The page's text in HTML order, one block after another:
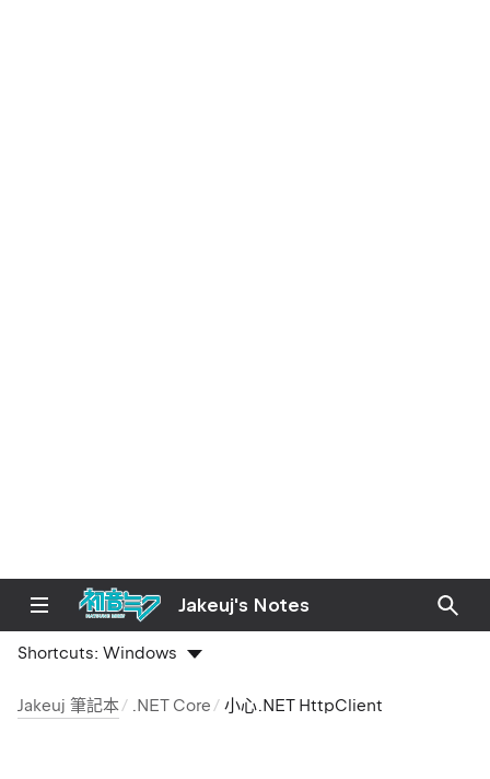
Jakeuj's Notes
Shortcuts:Windows
Jakeuj 筆記本 .NET Core 小心.NET HttpClient